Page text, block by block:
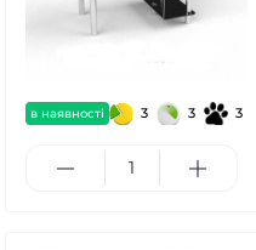
в наявності 3 3 3